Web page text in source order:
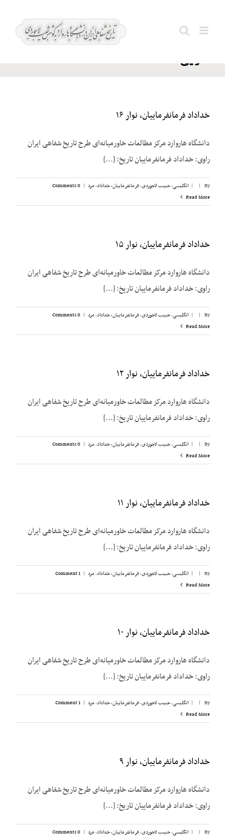
وزارت
دارایی
خداداد فرمانفرماییان، نوار ۱۶
دانشگاه هاروارد مرکز مطالعات خاورمیانه‌ای طرح تاریخ شفاهی ایران
راوی: خداداد فرمانفرماییان تاریخ: [...]
By
|
| انگلیسی,حبیب لاجوردی,فرمانفرماییان، خداداد,مرد |
0 Comments
Read More
خداداد فرمانفرماییان، نوار ۱۵
دانشگاه هاروارد مرکز مطالعات خاورمیانه‌ای طرح تاریخ شفاهی ایران
راوی: خداداد فرمانفرماییان تاریخ: [...]
By
|
| انگلیسی,حبیب لاجوردی,فرمانفرماییان، خداداد,مرد |
0 Comments
Read More
خداداد فرمانفرماییان، نوار ۱۲
دانشگاه هاروارد مرکز مطالعات خاورمیانه‌ای طرح تاریخ شفاهی ایران
راوی: خداداد فرمانفرماییان تاریخ: [...]
By
|
| انگلیسی,حبیب لاجوردی,فرمانفرماییان، خداداد,مرد |
0 Comments
Read More
خداداد فرمانفرماییان، نوار ۱۱
دانشگاه هاروارد مرکز مطالعات خاورمیانه‌ای طرح تاریخ شفاهی ایران
راوی: خداداد فرمانفرماییان تاریخ: [...]
By
|
| انگلیسی,حبیب لاجوردی,فرمانفرماییان، خداداد,مرد |
1 Comment
Read More
خداداد فرمانفرماییان، نوار ۱۰
دانشگاه هاروارد مرکز مطالعات خاورمیانه‌ای طرح تاریخ شفاهی ایران
راوی: خداداد فرمانفرماییان تاریخ: [...]
By
|
| انگلیسی,حبیب لاجوردی,فرمانفرماییان، خداداد,مرد |
1 Comment
Read More
خداداد فرمانفرماییان، نوار ۹
دانشگاه هاروارد مرکز مطالعات خاورمیانه‌ای طرح تاریخ شفاهی ایران
راوی: خداداد فرمانفرماییان تاریخ: [...]
By
|
| انگلیسی,حبیب لاجوردی,فرمانفرماییان، خداداد,مرد |
0 Comments